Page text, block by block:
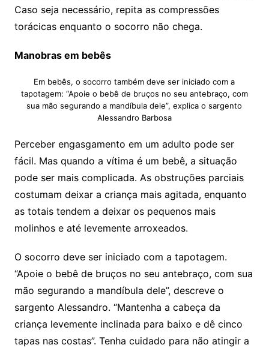
Caso seja necessário, repita as compressões
torácicas enquanto o socorro não chega.
Manobras em bebês
Em bebês, o socorro também deve ser iniciado com a
tapotagem: “Apoie o bebê de bruços no seu antebraço, com
sua mão segurando a mandíbula dele”, explica o sargento
Alessandro Barbosa
Perceber engasgamento em um adulto pode ser
fácil. Mas quando a vítima é um bebê, a situação
pode ser mais complicada. As obstruções parciais
costumam deixar a criança mais agitada, enquanto
as totais tendem a deixar os pequenos mais
molinhos e até levemente arroxeados.
O socorro deve ser iniciado com a tapotagem.
“Apoie o bebê de bruços no seu antebraço, com sua
mão segurando a mandíbula dele”, descreve o
sargento Alessandro. “Mantenha a cabeça da
criança levemente inclinada para baixo e dê cinco
tapas nas costas”. Tenha cuidado para não atingir a